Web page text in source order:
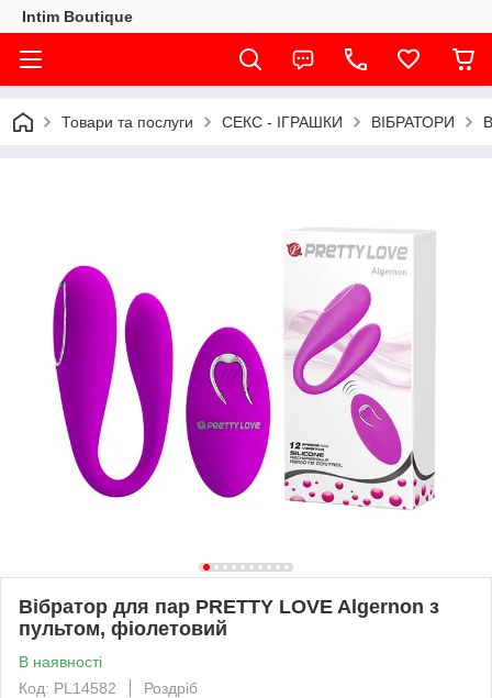
Intim Boutique
Товари та послуги СЕКС - ІГРАШКИ ВІБРАТОРИ
Вібратор для пар PRETTY LOVE Algernon з
пультом, фіолетовий
В наявності
Код: PL14582
Роздріб